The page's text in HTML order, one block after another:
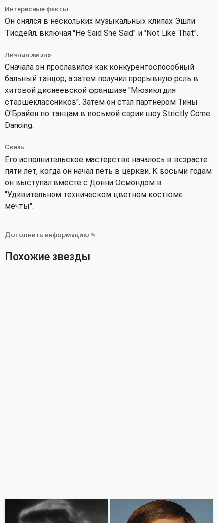
Интересные факты
Он снялся в нескольких музыкальных клипах Эшли
Тисдейл, включая "He Said She Said" и "Not Like That".
Личная жизнь
Сначала он прославился как конкурентоспособный
бальный танцор, а затем получил прорывную роль в
хитовой диснеевской франшизе "Мюзикл для
старшеклассников". Затем он стал партнером Тины
О'Брайен по танцам в восьмой серии шоу Strictly Come
Dancing.
Связь
Его исполнительское мастерство началось в возрасте
пяти лет, когда он начал петь в церкви. К восьми годам
он выступал вместе с Донни Осмондом в
"Удивительном техническом цветном костюме
мечты".
Дополнить информацию ✎
Похожие звезды